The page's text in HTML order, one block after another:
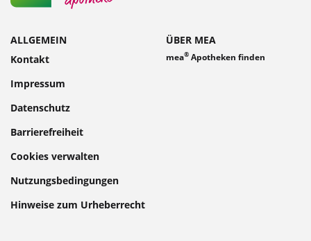
ALLGEMEIN
Kontakt
Impressum
Datenschutz
Barrierefreiheit
Cookies verwalten
Nutzungsbedingungen
Hinweise zum Urheberrecht
ÜBER MEA
mea® Apotheken finden